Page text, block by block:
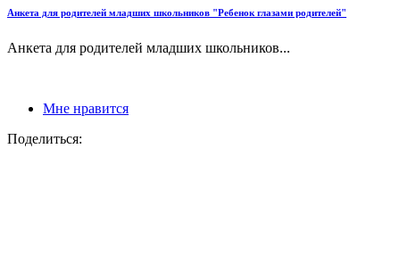
Анкета для родителей младших школьников "Ребенок глазами родителей"
Анкета для родителей младших школьников...
Мне нравится
Поделиться: